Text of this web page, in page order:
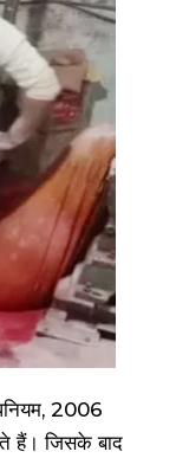
2006
हैं। जिसके बाद